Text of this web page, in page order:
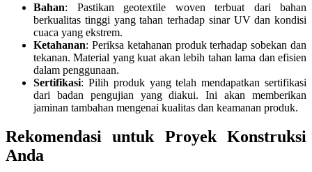
Bahan: Pastikan geotextile woven terbuat dari bahan
berkualitas tinggi yang tahan terhadap sinar UV dan kondisi
cuaca yang ekstrem.
Ketahanan: Periksa ketahanan produk terhadap sobekan dan
tekanan. Material yang kuat akan lebih tahan lama dan efisien
dalam penggunaan.
Sertifikasi: Pilih produk yang telah mendapatkan sertifikasi
dari badan pengujian yang diakui. Ini akan memberikan
jaminan tambahan mengenai kualitas dan keamanan produk.
Rekomendasi untuk Proyek Konstruksi
Anda